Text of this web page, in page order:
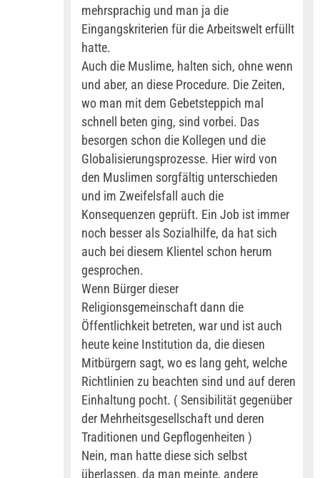
mehrsprachig und man ja die
Eingangskriterien für die Arbeitswelt erfüllt
hatte.
Auch die Muslime, halten sich, ohne wenn
und aber, an diese Procedure. Die Zeiten,
wo man mit dem Gebetsteppich mal
schnell beten ging, sind vorbei. Das
besorgen schon die Kollegen und die
Globalisierungsprozesse. Hier wird von
den Muslimen sorgfältig unterschieden
und im Zweifelsfall auch die
Konsequenzen geprüft. Ein Job ist immer
noch besser als Sozialhilfe, da hat sich
auch bei diesem Klientel schon herum
gesprochen.
Wenn Bürger dieser
Religionsgemeinschaft dann die
Öffentlichkeit betreten, war und ist auch
heute keine Institution da, die diesen
Mitbürgern sagt, wo es lang geht, welche
Richtlinien zu beachten sind und auf deren
Einhaltung pocht. ( Sensibilität gegenüber
der Mehrheitsgesellschaft und deren
Traditionen und Gepflogenheiten )
Nein, man hatte diese sich selbst
überlassen, da man meinte, andere